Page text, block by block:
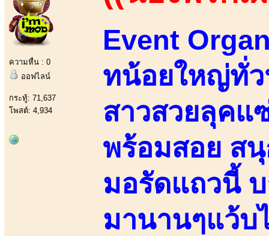
ความหื่น : 0
ออฟไลน์
กระทู้: 71,637
โพสต์: 4,934
Event
ทน้อยใหญ่ทั่ว
สาวสวยลุคแ
พร้อมสอย ส
มอรัดแถวนี้
มานานๆแว้บ